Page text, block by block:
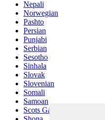
Nepali
Norwegian
Pashto
Persian
Punjabi
Serbian
Sesotho
Sinhala
Slovak
Slovenian
Somali
Samoan
Scots Gaelic